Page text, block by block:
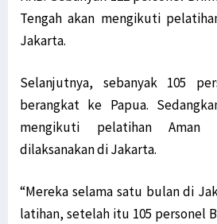
Tengah akan mengikuti
Jakarta.
Selanjutnya, sebanyak 105
berangkat ke Papua.
mengikuti pelatihan
dilaksanakan di Jakarta.
“Mereka selama satu bulan di
latihan, setelah itu 105 personel